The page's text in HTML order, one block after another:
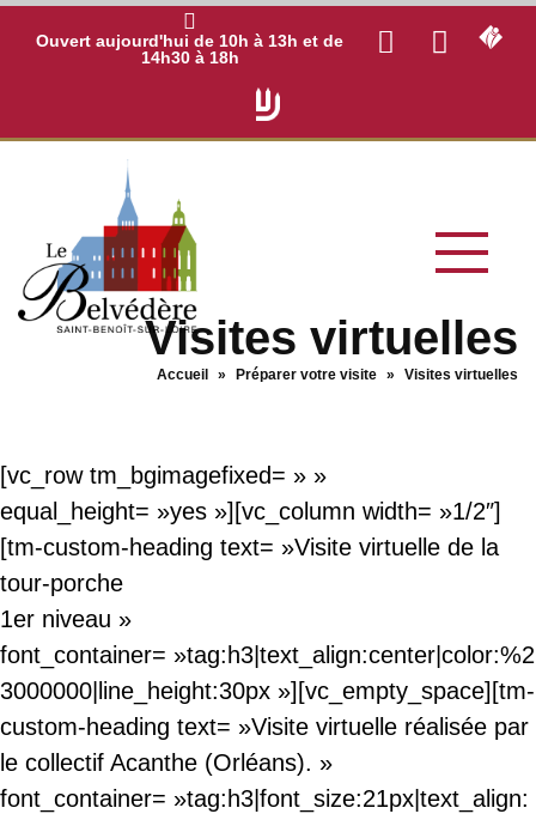
Ouvert aujourd'hui de 10h à 13h et de
14h30 à 18h
Visites virtuelles
Accueil » Préparer votre visite » Visites virtuelles
[vc_row tm_bgimagefixed= » »
equal_height= »yes »][vc_column width= »1/2″]
[tm-custom-heading text= »Visite virtuelle de la
tour-porche
1er niveau »
font_container= »tag:h3|text_align:center|color:%2
3000000|line_height:30px »][vc_empty_space][tm-
custom-heading text= »Visite virtuelle réalisée par
le collectif Acanthe (Orléans). »
font_container= »tag:h3|font_size:21px|text_align: